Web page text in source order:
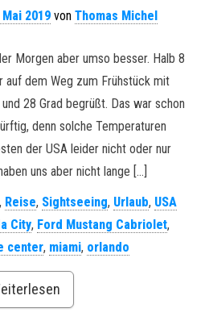
Mai 2019 von Thomas Michel
Morgen aber umso besser. Halb 8
auf dem Weg zum Frühstück mit
28 Grad begrüßt. Das war schon
denn solche Temperaturen
der USA leider nicht oder nur
uns aber nicht lange […]
Reise, Sightseeing, Urlaub, USA
City, Ford Mustang Cabriolet,
center, miami, orlando